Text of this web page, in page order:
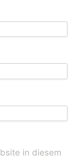
in diesem